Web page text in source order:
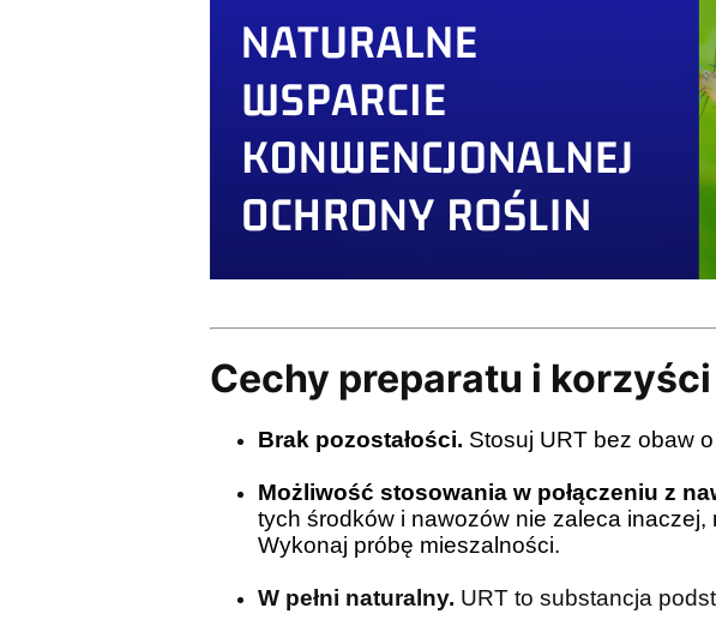
Cechy preparatu i
Brak pozostałości. Stosuj URT bez obaw
Możliwość stosowania w połączeniu z
tych środków i nawozów nie zaleca
Wykonaj próbę mieszalności.
W pełni naturalny. URT to substancja